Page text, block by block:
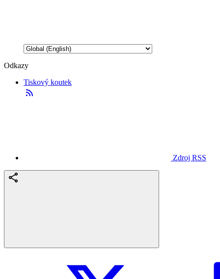
Odkazy
Tiskový koutek
Zdroj RSS